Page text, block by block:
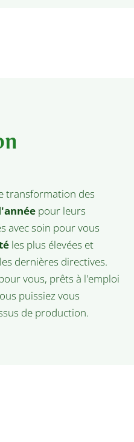
transformation des
pour leurs
avec soin pour vous
les plus élevées et
dernières directives.
vous, prêts à l'emploi
puissiez vous
de production.